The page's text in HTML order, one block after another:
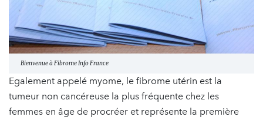
Bienvenue à Fibrome Info France
Egalement appelé myome, le fibrome utérin est la
tumeur non cancéreuse la plus fréquente chez les
femmes en âge de procréer et représente la première